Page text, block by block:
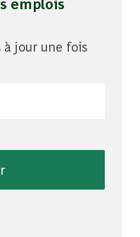
à jour une fois